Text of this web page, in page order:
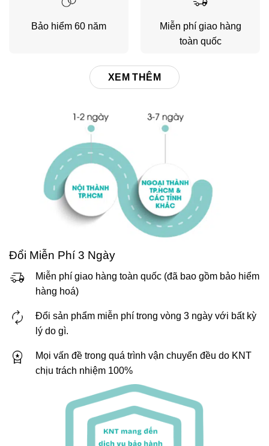
Bảo hiểm 60 năm
Miễn phí giao hàng
toàn quốc
XEM THÊM
Đổi Miễn Phí 3 Ngày
Miễn phí giao hàng toàn quốc (đã bao gồm bảo hiểm
hàng hoá)
Đổi sản phẩm miễn phí trong vòng 3 ngày với bất kỳ
lý do gì.
Mọi vấn đề trong quá trình vận chuyển đều do KNT
chịu trách nhiệm 100%